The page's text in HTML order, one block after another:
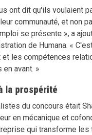
ont dit qu'ils voulaient
communauté, et non
se présente », a
de Humana. «
et les compétences
avant. »
la prospérité
du concours était
en mécanique et
qui transforme les